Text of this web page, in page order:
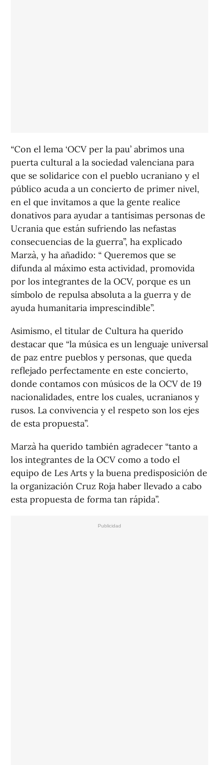
“Con el lema ‘OCV per la pau’ abrimos una
puerta cultural a la sociedad valenciana para
que se solidarice con el pueblo ucraniano y el
público acuda a un concierto de primer nivel,
en el que invitamos a que la gente realice
donativos para ayudar a tantísimas personas de
Ucrania que están sufriendo las nefastas
consecuencias de la guerra”, ha explicado
Marzà, y ha añadido: “ Queremos que se
difunda al máximo esta actividad, promovida
por los integrantes de la OCV, porque es un
símbolo de repulsa absoluta a la guerra y de
ayuda humanitaria imprescindible”.
Asimismo, el titular de Cultura ha querido
destacar que “la música es un lenguaje universal
de paz entre pueblos y personas, que queda
reflejado perfectamente en este concierto,
donde contamos con músicos de la OCV de 19
nacionalidades, entre los cuales, ucranianos y
rusos. La convivencia y el respeto son los ejes
de esta propuesta”.
Marzà ha querido también agradecer “tanto a
los integrantes de la OCV como a todo el
equipo de Les Arts y la buena predisposición de
la organización Cruz Roja haber llevado a cabo
esta propuesta de forma tan rápida”.